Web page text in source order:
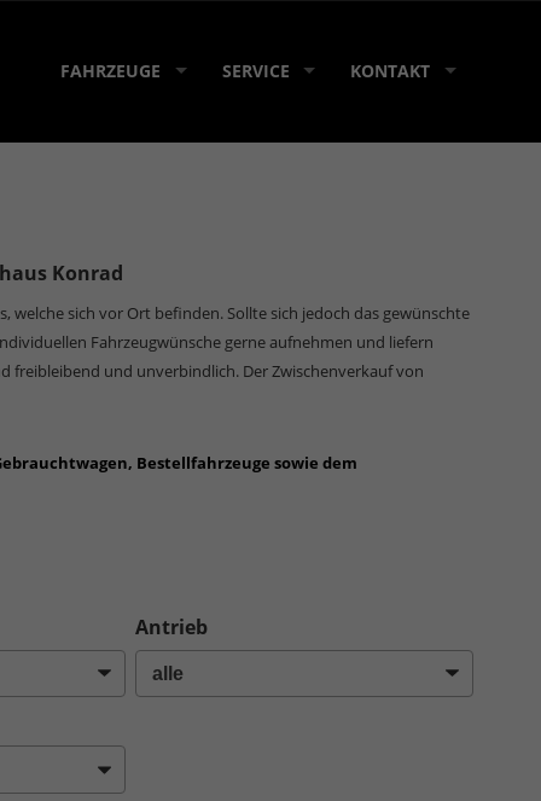
FAHRZEUGE SERVICE KONTAKT
Konrad
welche sich vor Ort befinden. Sollte sich jedoch das gewünschte
Fahrzeugwünsche gerne aufnehmen und liefern
freibleibend und unverbindlich. Der Zwischenverkauf von
Bestellfahrzeuge sowie dem
Antrieb